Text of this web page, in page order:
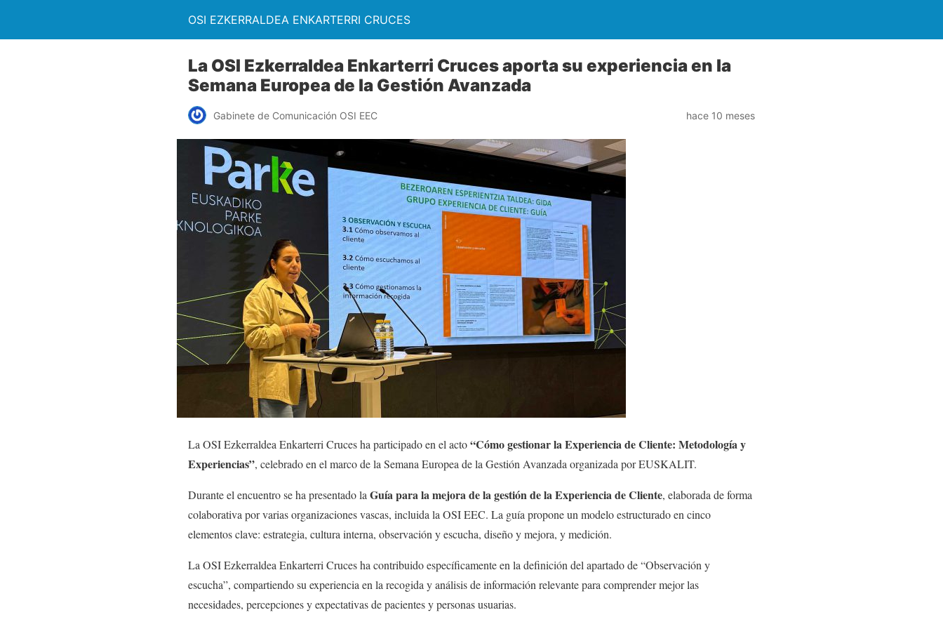
OSI EZKERRALDEA ENKARTERRI CRUCES
La OSI Ezkerraldea Enkarterri Cruces aporta su experiencia en la
Semana Europea de la Gestión Avanzada
Gabinete de Comunicación OSI EEC hace 10 meses
La OSI Ezkerraldea Enkarterri Cruces ha participado en el acto“Cómo gestionar la Experiencia de Cliente: Metodología y
Experiencias”, celebrado en el marco de la Semana Europea de la Gestión Avanzada organizada por EUSKALIT.
Durante el encuentro se ha presentado la Guía para la mejora de la gestión de la Experiencia de Cliente, elaborada de forma
colaborativa por varias organizaciones vascas, incluida la OSI EEC. La guía propone un modelo estructurado en cinco
elementos clave: estrategia, cultura interna, observación y escucha, diseño y mejora, y medición.
La OSI Ezkerraldea Enkarterri Cruces ha contribuido específicamente en la definición del apartado de “Observación y
escucha”, compartiendo su experiencia en la recogida y análisis de información relevante para comprender mejor las
necesidades, percepciones y expectativas de pacientes y personas usuarias.